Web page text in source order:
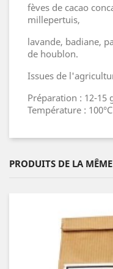
fèves de cacao
millepertuis,
lavande, badiane,
de houblon.
Issues de
Préparation : 12-15
Température : 100°C
PRODUITS DE LA